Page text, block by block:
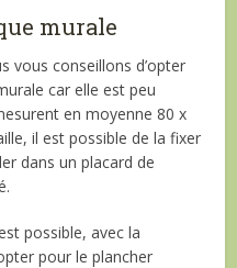
murale
vous conseillons d’opter
car elle est peu
en moyenne 80 x
il est possible de la fixer
dans un placard de
possible, avec la
pour le plancher